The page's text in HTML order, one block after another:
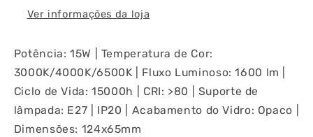
Ver informações da loja
Potência: 15W | Temperatura de Cor:
3000K/4000K/6500K | Fluxo Luminoso: 1600 lm |
Ciclo de Vida: 15000h | CRI: >80 | Suporte de
lâmpada: E27 | IP20 | Acabamento do Vidro: Opaco |
Dimensões: 124x65mm